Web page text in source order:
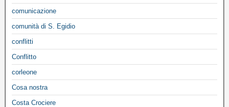
comunicazione
comunità di S. Egidio
conflitti
Conflitto
corleone
Cosa nostra
Costa Crociere